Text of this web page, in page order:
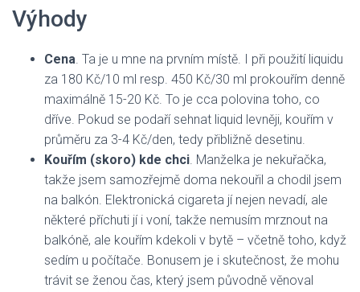
Výhody
Cena. Ta je u mne na prvním místě. I při použití liquidu
za 180 Kč/10 ml resp. 450 Kč/30 ml prokouřím denně
maximálně 15-20 Kč. To je cca polovina toho, co
dříve. Pokud se podaří sehnat liquid levněji, kouřím v
průměru za 3-4 Kč/den, tedy přibližně desetinu.
Kouřím (skoro) kde chci. Manželka je nekuřačka,
takže jsem samozřejmě doma nekouřil a chodil jsem
na balkón. Elektronická cigareta jí nejen nevadí, ale
některé příchuti jí i voní, takže nemusím mrznout na
balkóně, ale kouřím kdekoli v bytě – včetně toho, když
sedím u počítače. Bonusem je i skutečnost, že mohu
trávit se ženou čas, který jsem původně věnoval